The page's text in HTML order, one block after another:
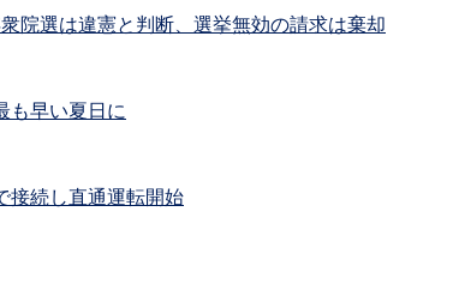
院選は違憲と判断、選挙無効の請求は棄却
も早い夏日に
接続し直通運転開始